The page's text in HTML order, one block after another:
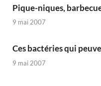
Pique-niques,
9 mai 2007
Ces bactéries qui
9 mai 2007